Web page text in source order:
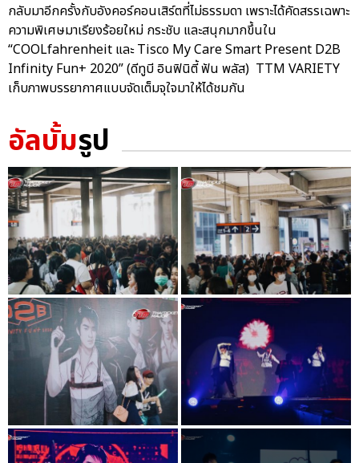
กลับมาอีกครั้งกับอังคอร์คอนเสิร์ตที่ไม่ธรรมดา เพราะได้คัดสรรเฉพาะ
ความพิเศษมาเรียงร้อยใหม่ กระชับ และสนุกมากขึ้นใน
“COOLfahrenheit และ Tisco My Care Smart Present D2B
Infinity Fun+ 2020” (ดีทูบี อินฟินิตี้ ฟัน พลัส) TTM VARIETY
เก็บภาพบรรยากาศแบบจัดเต็มจุใจมาให้ได้ชมกัน
อัลบั้มรูป